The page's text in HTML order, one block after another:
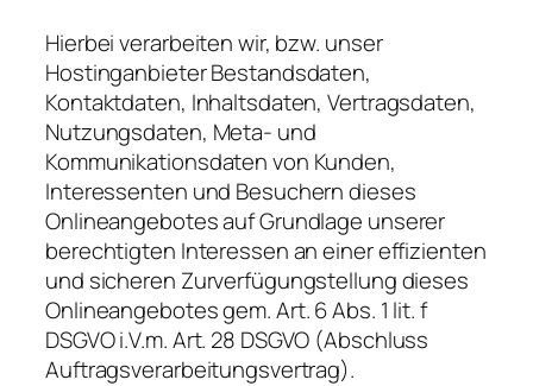
Hierbei verarbeiten wir, bzw. unser
Hostinganbieter Bestandsdaten,
Kontaktdaten, Inhaltsdaten, Vertragsdaten,
Nutzungsdaten, Meta- und
Kommunikationsdaten von Kunden,
Interessenten und Besuchern dieses
Onlineangebotes auf Grundlage unserer
berechtigten Interessen an einer effizienten
und sicheren Zurverfügungstellung dieses
Onlineangebotes gem. Art. 6 Abs. 1 lit. f
DSGVO i.V.m. Art. 28 DSGVO (Abschluss
Auftragsverarbeitungsvertrag).